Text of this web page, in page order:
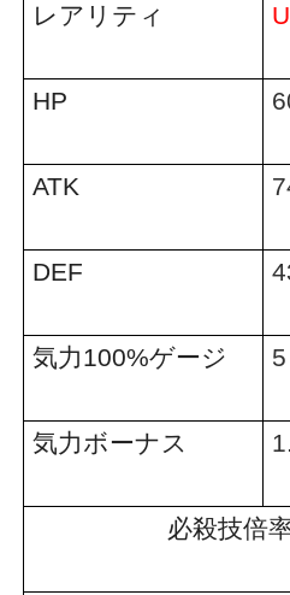
レアリティ
HP
ATK
DEF
気力100%ゲージ 5
気力ボーナス
必殺技倍